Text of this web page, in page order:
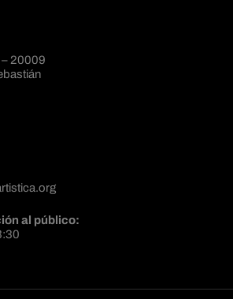
20009
al público: